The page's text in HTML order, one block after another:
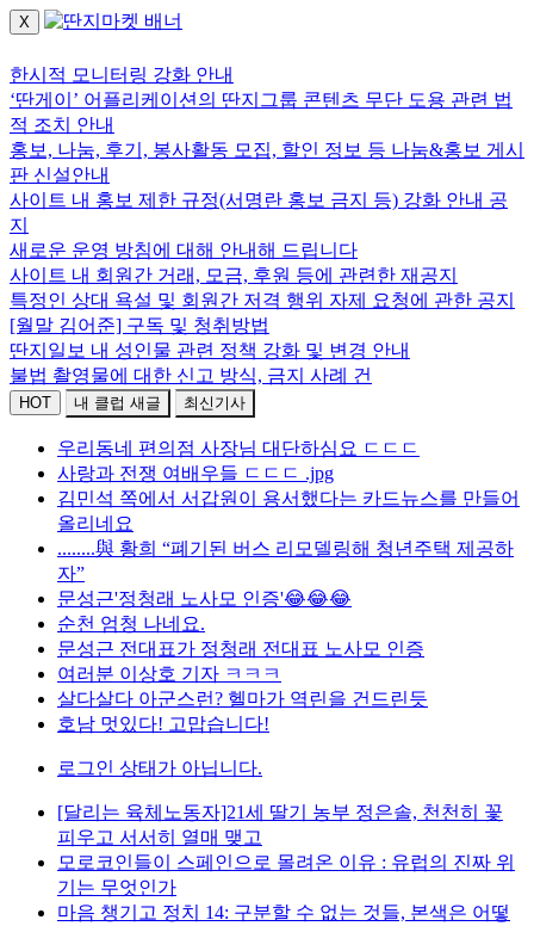
X
한시적 모니터링 강화 안내
‘딴게이’ 어플리케이션의 딴지그룹 콘텐츠 무단 도용 관련 법
적 조치 안내
홍보, 나눔, 후기, 봉사활동 모집, 할인 정보 등 나눔&홍보 게시
판 신설안내
사이트 내 홍보 제한 규정(서명란 홍보 금지 등) 강화 안내 공
지
새로운 운영 방침에 대해 안내해 드립니다
사이트 내 회원간 거래, 모금, 후원 등에 관련한 재공지
특정인 상대 욕설 및 회원간 저격 행위 자제 요청에 관한 공지
[월말 김어준] 구독 및 청취방법
딴지일보 내 성인물 관련 정책 강화 및 변경 안내
불법 촬영물에 대한 신고 방식, 금지 사례 건
HOT 내 클럽 새글 최신기사
우리동네 편의점 사장님 대단하심요 ㄷㄷㄷ
사랑과 전쟁 여배우들 ㄷㄷㄷ .jpg
김민석 쪽에서 서갑원이 용서했다는 카드뉴스를 만들어
올리네요
........與 황희 “폐기된 버스 리모델링해 청년주택 제공하
자”
문성근'정청래 노사모 인증'😂😂😂
순천 엄청 나네요.
문성근 전대표가 정청래 전대표 노사모 인증
여러분 이상호 기자 ㅋㅋㅋ
살다살다 아군스런? 헬마가 역린을 건드린듯
호남 멋있다! 고맙습니다!
로그인 상태가 아닙니다.
[달리는 육체노동자]21세 딸기 농부 정은솔, 천천히 꽃
피우고 서서히 열매 맺고
모로코인들이 스페인으로 몰려온 이유 : 유럽의 진짜 위
기는 무엇인가
마음 챙기고 정치 14: 구분할 수 없는 것들, 본색은 어떻